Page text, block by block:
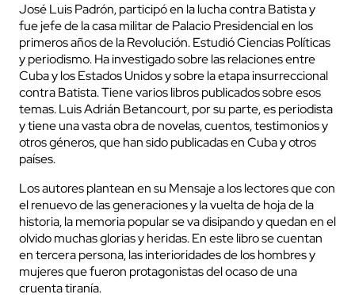
José Luis Padrón, participó en la lucha contra Batista y
fue jefe de la casa militar de Palacio Presidencial en los
primeros años de la Revolución. Estudió Ciencias Políticas
y periodismo. Ha investigado sobre las relaciones entre
Cuba y los Estados Unidos y sobre la etapa insurreccional
contra Batista. Tiene varios libros publicados sobre esos
temas. Luis Adrián Betancourt, por su parte, es periodista
y tiene una vasta obra de novelas, cuentos, testimonios y
otros géneros, que han sido publicadas en Cuba y otros
países.
Los autores plantean en su Mensaje a los lectores que con
el renuevo de las generaciones y la vuelta de hoja de la
historia, la memoria popular se va disipando y quedan en el
olvido muchas glorias y heridas. En este libro se cuentan
en tercera persona, las interioridades de los hombres y
mujeres que fueron protagonistas del ocaso de una
cruenta tiranía.